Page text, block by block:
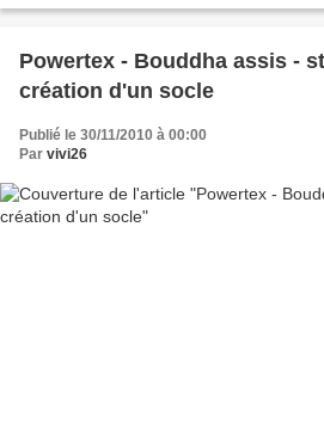
Powertex - Bouddha assis -
création d'un socle
Publié le 30/11/2010 à 00:00
Par vivi26